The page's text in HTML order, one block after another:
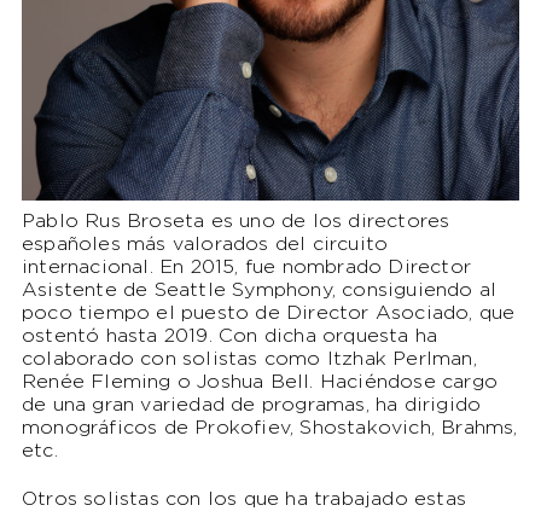
Pablo Rus Broseta es uno de los directores
españoles más valorados del circuito
internacional. En 2015, fue nombrado Director
Asistente de Seattle Symphony, consiguiendo al
poco tiempo el puesto de Director Asociado, que
ostentó hasta 2019. Con dicha orquesta ha
colaborado con solistas como Itzhak Perlman,
Renée Fleming o Joshua Bell. Haciéndose cargo
de una gran variedad de programas, ha dirigido
monográficos de Prokofiev, Shostakovich, Brahms,
etc.
Otros solistas con los que ha trabajado estas